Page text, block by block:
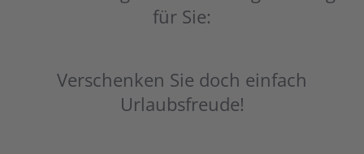
für Sie:
Verschenken Sie doch einfach
Urlaubsfreude!